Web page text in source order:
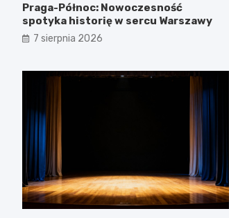
Praga-Północ: Nowoczesność
spotyka historię w sercu Warszawy
7 sierpnia 2026